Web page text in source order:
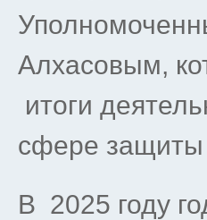
Алхасовым,
итоги
сфере защиты
В 2025 году